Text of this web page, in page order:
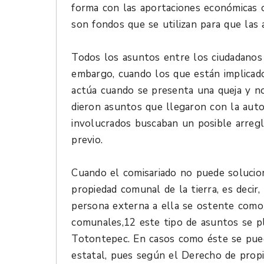
forma con las aportaciones económicas
son fondos que se utilizan para que las
Todos los asuntos entre los
embargo, cuando los que están
actúa cuando se presenta una queja y
dieron asuntos que llegaron con la
involucrados buscaban un posible
previo.
Cuando el comisariado no puede
propiedad comunal de la tierra, es
persona externa a ella se ostente
comunales,12 este tipo de asuntos se
Totontepec. En casos como éste se
estatal, pues según el Derecho de